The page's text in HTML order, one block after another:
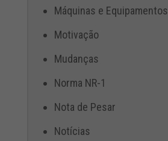
Máquinas e Equipamentos
Motivação
Mudanças
Norma NR-1
Nota de Pesar
Notícias